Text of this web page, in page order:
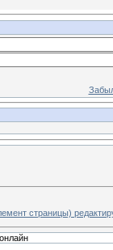
страницы)